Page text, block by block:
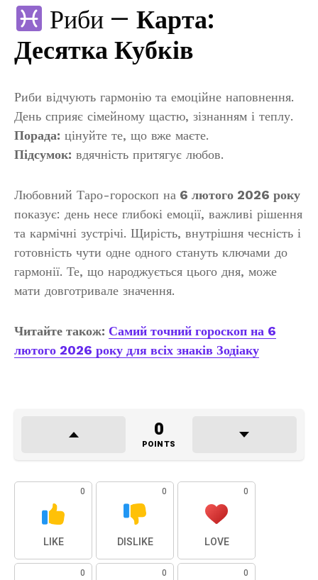
Риби —Карта:
Десятка Кубків
Риби відчують гармонію та емоційне наповнення.
День сприяє сімейному щастю, зізнанням і теплу.
Порада: цінуйте те, що вже маєте.
Підсумок: вдячність притягує любов.
Любовний Таро-гороскоп на 6 лютого 2026 року
показує: день несе глибокі емоції, важливі рішення
та кармічні зустрічі. Щирість, внутрішня чесність і
готовність чути одне одного стануть ключами до
гармонії. Те, що народжується цього дня, може
мати довготривале значення.
Читайте також: Самий точний гороскоп на 6
лютого 2026 року для всіх знаків Зодіаку
0
POINTS
0
LIKE
0
DISLIKE
0
LOVE
0 0 0